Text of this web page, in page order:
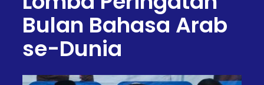
Bulan Bahasa Arab
se-Dunia